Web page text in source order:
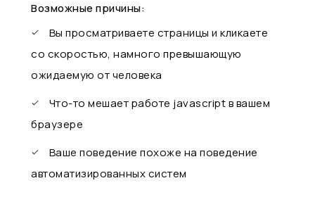
Возможные причины:
Вы просматриваете страницы и кликаете
со скоростью, намного превышающую
ожидаемую от человека
Что-то мешает работе javascript в вашем
браузере
Ваше поведение похоже на поведение
автоматизированных систем